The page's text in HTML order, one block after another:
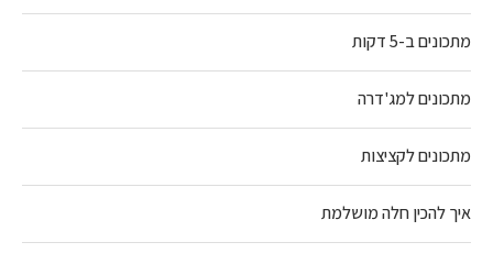
מתכונים ב-5 דקות
מתכונים למג'דרה
מתכונים לקציצות
איך להכין חלה מושלמת